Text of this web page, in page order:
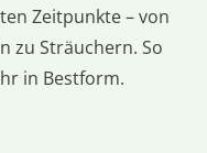
Zeitpunkte – von
zu Sträuchern. So
in Bestform.